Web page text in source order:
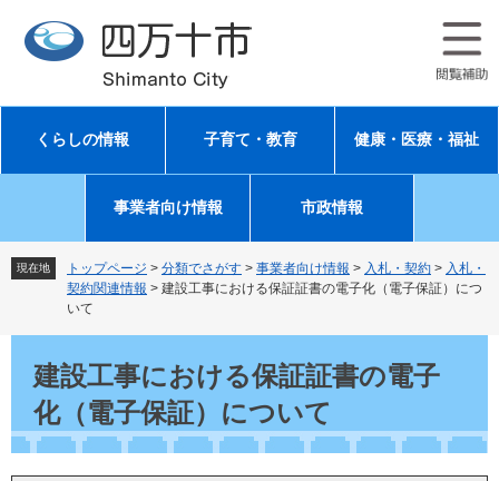
先
す
を
し
文
くらしの情報 子育て・教育 健康・医療・福祉
事業者向け情報 市政情報
現在地 トップページ > 分類でさがす > 事業者向け情報 > 入札・契約 > 入札・
契約関連情報 > 建設工事における保証証書の電子化（電子保証）につ
いて
建設工事における保証証書の電子
化（電子保証）について